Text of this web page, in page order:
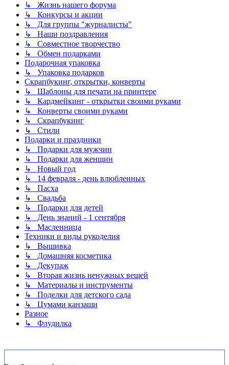
↳ Жизнь нашего форума
↳ Конкурсы и акции
↳ Для группы "журналисты"
↳ Наши поздравления
↳ Совместное творчество
↳ Обмен подарками
Подарочная упаковка
↳ Упаковка подарков
Скрапбукинг, открытки, конверты
↳ Шаблоны для печати на принтере
↳ Кардмейкинг - открытки своими руками
↳ Конверты своими руками
↳ Скрапбукинг
↳ Стили
Подарки и праздники
↳ Подарки для мужчин
↳ Подарки для женщин
↳ Новый год
↳ 14 февраля - день влюбленных
↳ Пасха
↳ Свадьба
↳ Подарки для детей
↳ День знаний - 1 сентября
↳ Масленница
Техники и виды рукоделия
↳ Вышивка
↳ Домашняя косметика
↳ Декупаж
↳ Вторая жизнь ненужных вещей
↳ Материалы и инструменты
↳ Поделки для детского сада
↳ Цумами канзаши
Разное
↳ Флудилка